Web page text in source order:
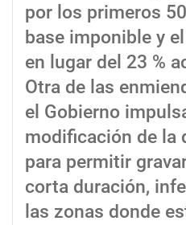
por los primeros
base imponible y
en lugar del 23 %
Otra de las
el Gobierno
modificación de la
para permitir
corta duración,
las zonas donde